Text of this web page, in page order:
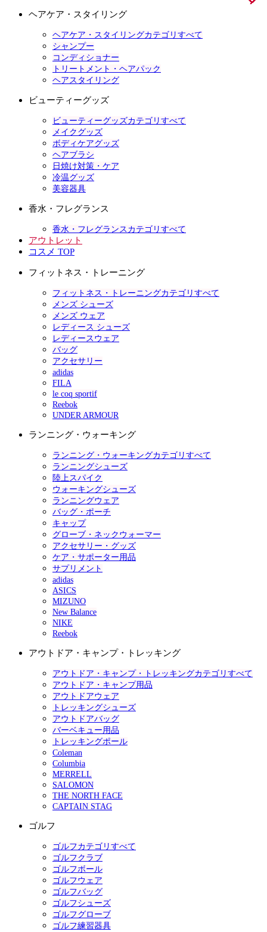
ヘアケア・スタイリング
ヘアケア・スタイリングカテゴリすべて
シャンプー
コンディショナー
トリートメント・ヘアパック
ヘアスタイリング
ビューティーグッズ
ビューティーグッズカテゴリすべて
メイクグッズ
ボディケアグッズ
ヘアブラシ
日焼け対策・ケア
冷温グッズ
美容器具
香水・フレグランス
香水・フレグランスカテゴリすべて
アウトレット
コスメ TOP
フィットネス・トレーニング
フィットネス・トレーニングカテゴリすべて
メンズ シューズ
メンズ ウェア
レディース シューズ
レディースウェア
バッグ
アクセサリー
adidas
FILA
le coq sportif
Reebok
UNDER ARMOUR
ランニング・ウォーキング
ランニング・ウォーキングカテゴリすべて
ランニングシューズ
陸上スパイク
ウォーキングシューズ
ランニングウェア
バッグ・ポーチ
キャップ
グローブ・ネックウォーマー
アクセサリー・グッズ
ケア・サポーター用品
サプリメント
adidas
ASICS
MIZUNO
New Balance
NIKE
Reebok
アウトドア・キャンプ・トレッキング
アウトドア・キャンプ・トレッキングカテゴリすべて
アウトドア・キャンプ用品
アウトドアウェア
トレッキングシューズ
アウトドアバッグ
バーベキュー用品
トレッキングポール
Coleman
Columbia
MERRELL
SALOMON
THE NORTH FACE
CAPTAIN STAG
ゴルフ
ゴルフカテゴリすべて
ゴルフクラブ
ゴルフボール
ゴルフウェア
ゴルフバッグ
ゴルフシューズ
ゴルフグローブ
ゴルフ練習器具